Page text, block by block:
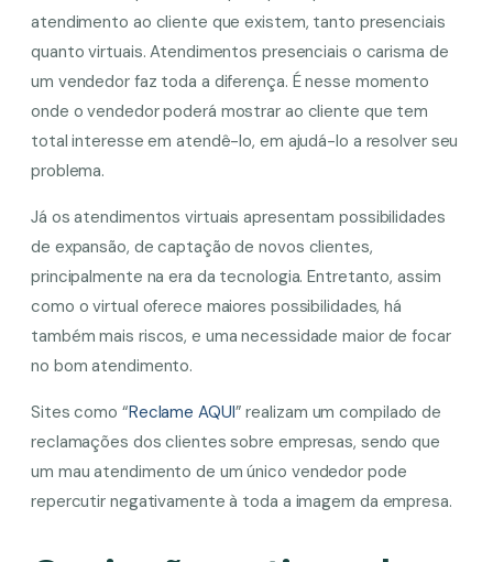
atendimento ao cliente que existem, tanto presenciais
quanto virtuais. Atendimentos presenciais o carisma de
um vendedor faz toda a diferença. É nesse momento
onde o vendedor poderá mostrar ao cliente que tem
total interesse em atendê-lo, em ajudá-lo a resolver seu
problema.
Já os atendimentos virtuais apresentam possibilidades
de expansão, de captação de novos clientes,
principalmente na era da tecnologia. Entretanto, assim
como o virtual oferece maiores possibilidades, há
também mais riscos, e uma necessidade maior de focar
no bom atendimento.
Sites como “Reclame AQUI” realizam um compilado de
reclamações dos clientes sobre empresas, sendo que
um mau atendimento de um único vendedor pode
repercutir negativamente à toda a imagem da empresa.